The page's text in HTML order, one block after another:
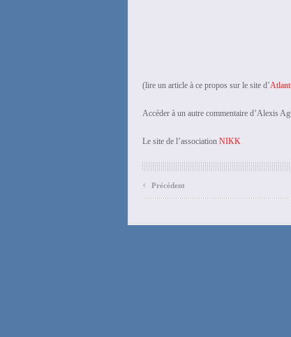
(lire un article à ce propos sur le site d’
Accéder à un autre commentaire d’Alexis
Le site de l’association NIKK
‹ Précédent